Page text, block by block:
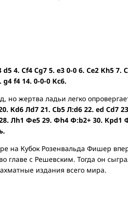
4. Сf4 Сg7 5. e3 0-0 6. Сe2 Кh5 7.
f4 14. 0-0-0 Кс6.
но жертва ладьи легко
Кd6 Лd7 21. Сb5 Л:d6 22. ed Сd7
Лh1 Фe5 29. Фh4 Ф:b2+ 30. Крd1
на Кубок Розенвальда Фишер
главе с Решевским. Тогда он
издания всего мира.